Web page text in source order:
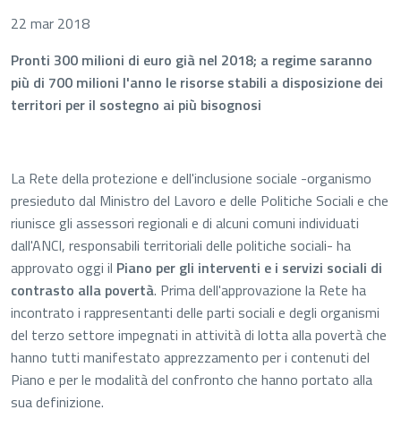
22 mar 2018
Pronti 300 milioni di euro già nel 2018; a regime saranno
più di 700 milioni l'anno le risorse stabili a disposizione dei
territori per il sostegno ai più bisognosi
La Rete della protezione e dell'inclusione sociale -organismo
presieduto dal Ministro del Lavoro e delle Politiche Sociali e che
riunisce gli assessori regionali e di alcuni comuni individuati
dall'ANCI, responsabili territoriali delle politiche sociali- ha
approvato oggi il Piano per gli interventi e i servizi sociali di
contrasto alla povertà. Prima dell'approvazione la Rete ha
incontrato i rappresentanti delle parti sociali e degli organismi
del terzo settore impegnati in attività di lotta alla povertà che
hanno tutti manifestato apprezzamento per i contenuti del
Piano e per le modalità del confronto che hanno portato alla
sua definizione.